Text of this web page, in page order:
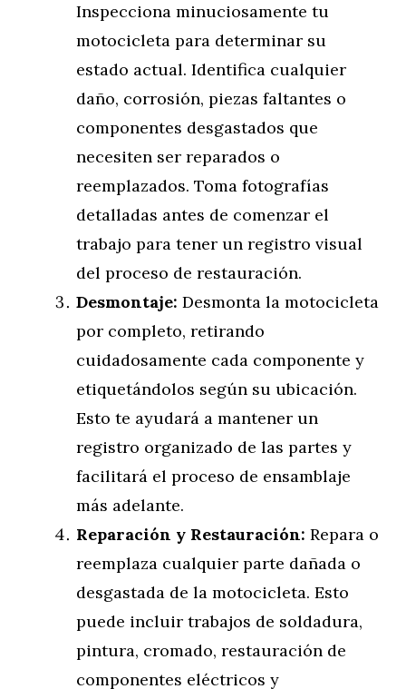
Inspecciona minuciosamente tu
motocicleta para determinar su
estado actual. Identifica cualquier
daño, corrosión, piezas faltantes o
componentes desgastados que
necesiten ser reparados o
reemplazados. Toma fotografías
detalladas antes de comenzar el
trabajo para tener un registro visual
del proceso de restauración.
Desmontaje: Desmonta la motocicleta
por completo, retirando
cuidadosamente cada componente y
etiquetándolos según su ubicación.
Esto te ayudará a mantener un
registro organizado de las partes y
facilitará el proceso de ensamblaje
más adelante.
Reparación y Restauración: Repara o
reemplaza cualquier parte dañada o
desgastada de la motocicleta. Esto
puede incluir trabajos de soldadura,
pintura, cromado, restauración de
componentes eléctricos y